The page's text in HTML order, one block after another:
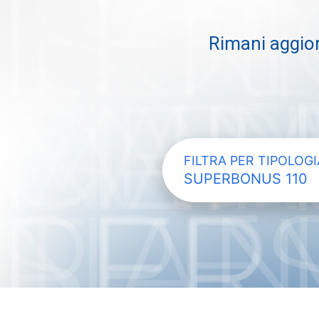
Rimani
FILTRA PER
SUPERBONUS 110